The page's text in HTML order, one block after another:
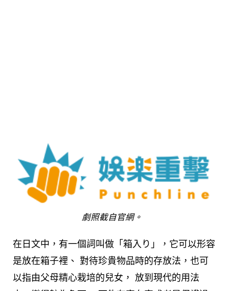
劇照截自官網。
在日文中，有一個詞叫做「箱入り」，它可以形容
是放在箱子裡、 對待珍貴物品時的存放法，也可
以指由父母精心栽培的兒女， 放到現代的用法